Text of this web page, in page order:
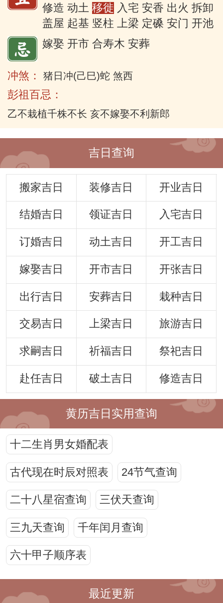
修造 动土 移徙 入宅 安香 出火 拆卸
盖屋 起基 竖柱 上梁 定磉 安门 开池
嫁娶 开市 合寿木 安葬
冲煞： 猪日冲(己巳)蛇 煞西
彭祖百忌：
乙不栽植千株不长 亥不嫁娶不利新郎
吉日查询
搬家吉日 装修吉日 开业吉日
结婚吉日 领证吉日 入宅吉日
订婚吉日 动土吉日 开工吉日
嫁娶吉日 开市吉日 开张吉日
出行吉日 安葬吉日 栽种吉日
交易吉日 上梁吉日 旅游吉日
求嗣吉日 祈福吉日 祭祀吉日
赴任吉日 破土吉日 修造吉日
黄历吉日实用查询
十二生肖男女婚配表
古代现在时辰对照表 24节气查询
二十八星宿查询 三伏天查询
三九天查询 千年闰月查询
六十甲子顺序表
最近更新